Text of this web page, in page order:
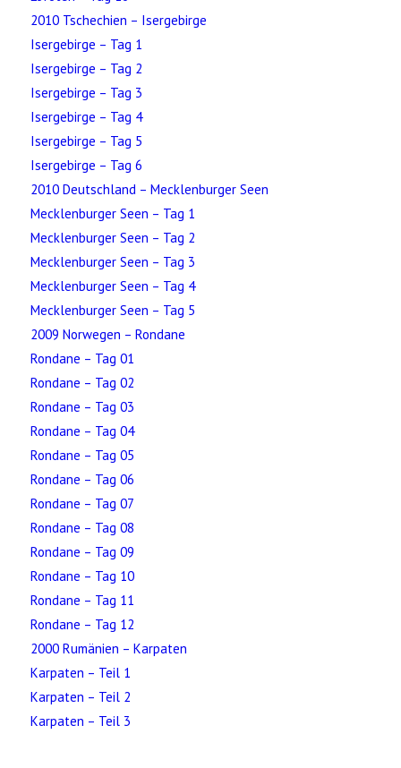
2010 Tschechien – Isergebirge
Isergebirge – Tag 1
Isergebirge – Tag 2
Isergebirge – Tag 3
Isergebirge – Tag 4
Isergebirge – Tag 5
Isergebirge – Tag 6
2010 Deutschland – Mecklenburger Seen
Mecklenburger Seen – Tag 1
Mecklenburger Seen – Tag 2
Mecklenburger Seen – Tag 3
Mecklenburger Seen – Tag 4
Mecklenburger Seen – Tag 5
2009 Norwegen – Rondane
Rondane – Tag 01
Rondane – Tag 02
Rondane – Tag 03
Rondane – Tag 04
Rondane – Tag 05
Rondane – Tag 06
Rondane – Tag 07
Rondane – Tag 08
Rondane – Tag 09
Rondane – Tag 10
Rondane – Tag 11
Rondane – Tag 12
2000 Rumänien – Karpaten
Karpaten – Teil 1
Karpaten – Teil 2
Karpaten – Teil 3